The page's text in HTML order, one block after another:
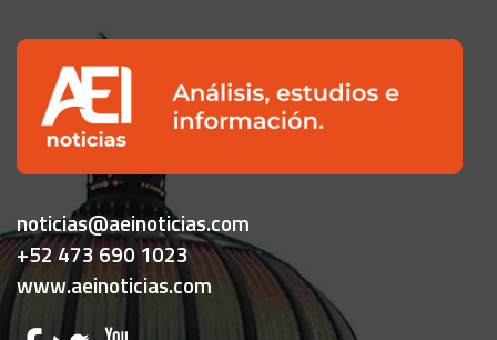
noticias@aeinoticias.com
+52 473 690 1023
www.aeinoticias.com